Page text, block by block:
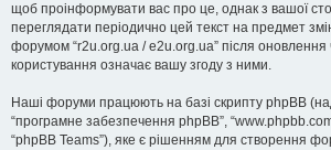
щоб проінформувати вас про це, однак з вашої
переглядати періодично цей текст на предмет
форумом “r2u.org.ua / e2u.org.ua” після
користування означає вашу згоду з ними.
Наші форуми працюють на базі скрипту phpBB
“програмне забезпечення phpBB”,
“phpBB Teams”), яке є рішенням для створення